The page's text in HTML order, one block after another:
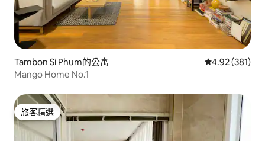
Tambon Si Phum的公寓 從 381 則評價
4.92 (381)
Mango Home No.1
旅客精選
旅客精選